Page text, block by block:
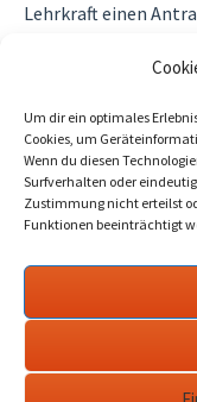
Um dir ein optimales
Cookies, um
Wenn du diesen
Surfverhalten oder
Zustimmung nicht erteilst
Funktionen beeinträchtigt
Lehrkraft einen
Die Gruppen
Hier können Sie den